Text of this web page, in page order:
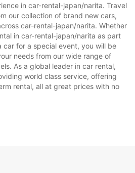
in car-rental-japan/narita. Travel
our collection of brand new cars,
car-rental-japan/narita. Whether
in car-rental-japan/narita as part
car for a special event, you will be
needs from our wide range of
As a global leader in car rental,
world class service, offering
rental, all at great prices with no